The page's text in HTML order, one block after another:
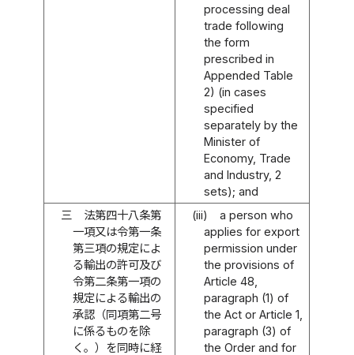
processing deal
trade following
the form
prescribed in
Appended Table
2) (in cases
specified
separately by the
Minister of
Economy, Trade
and Industry, 2
sets); and
三
法第四十八条第
一項又は令第一条
第三項の規定によ
る輸出の許可及び
令第二条第一項の
規定による輸出の
承認（同項第二号
に係るものを除
く。）を同時に経
(iii)
a person who
applies for export
permission under
the provisions of
Article 48,
paragraph (1) of
the Act or Article 1,
paragraph (3) of
the Order and for